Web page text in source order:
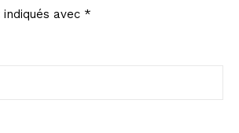
avec *